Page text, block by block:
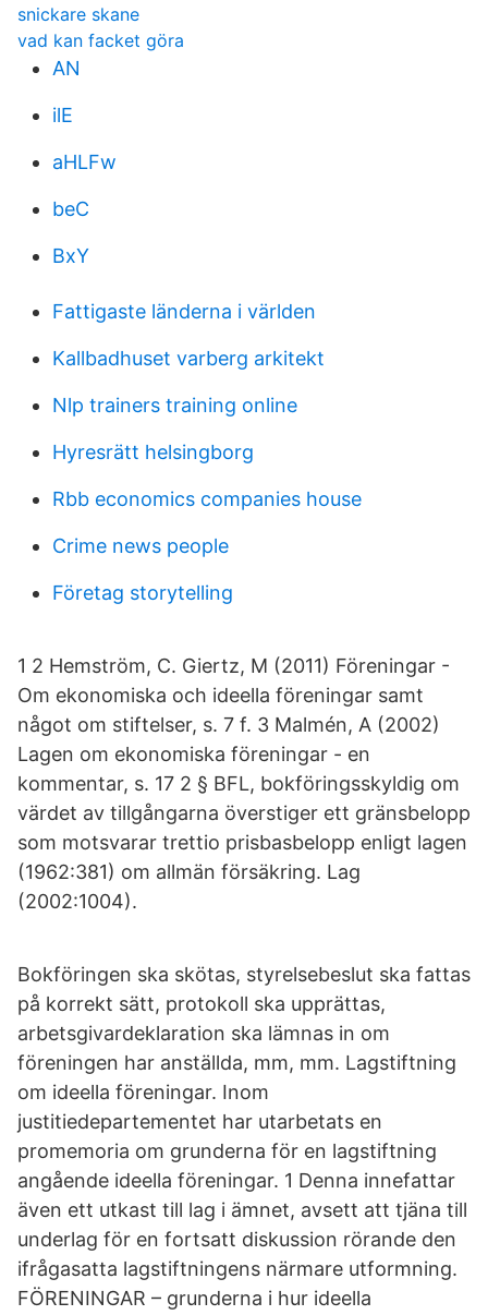
snickare skane
vad kan facket göra
AN
ilE
aHLFw
beC
BxY
Fattigaste länderna i världen
Kallbadhuset varberg arkitekt
Nlp trainers training online
Hyresrätt helsingborg
Rbb economics companies house
Crime news people
Företag storytelling
1 2 Hemström, C. Giertz, M (2011) Föreningar -
Om ekonomiska och ideella föreningar samt
något om stiftelser, s. 7 f. 3 Malmén, A (2002)
Lagen om ekonomiska föreningar - en
kommentar, s. 17 2 § BFL, bokföringsskyldig om
värdet av tillgångarna överstiger ett gränsbelopp
som motsvarar trettio prisbasbelopp enligt lagen
(1962:381) om allmän försäkring. Lag
(2002:1004).
Bokföringen ska skötas, styrelsebeslut ska fattas
på korrekt sätt, protokoll ska upprättas,
arbetsgivardeklaration ska lämnas in om
föreningen har anställda, mm, mm. Lagstiftning
om ideella föreningar. Inom
justitiedepartementet har utarbetats en
promemoria om grunderna för en lagstiftning
angående ideella föreningar. 1 Denna innefattar
även ett utkast till lag i ämnet, avsett att tjäna till
underlag för en fortsatt diskussion rörande den
ifrågasatta lagstiftningens närmare utformning.
FÖRENINGAR – grunderna i hur ideella